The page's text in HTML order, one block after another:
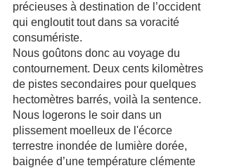
précieuses à destination de l’occident
qui engloutit tout dans sa voracité
consumériste.
Nous goûtons donc au voyage du
contournement. Deux cents kilomètres
de pistes secondaires pour quelques
hectomètres barrés, voilà la sentence.
Nous logerons le soir dans un
plissement moelleux de l'écorce
terrestre inondée de lumière dorée,
baignée d’une température clémente